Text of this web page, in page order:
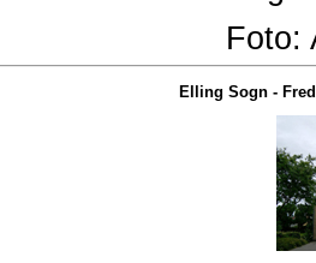
Foto:
Elling Sogn -